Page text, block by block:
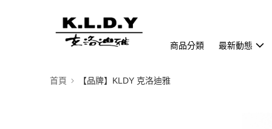
商品分類 最新動態
首頁 【品牌】KLDY 克洛迪雅